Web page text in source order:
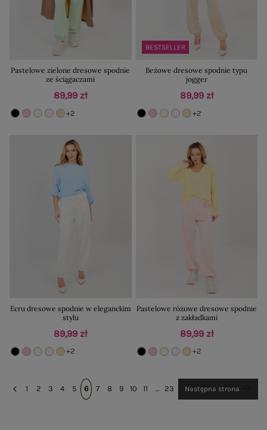
Pastelowe zielone dresowe spodnie
ze ściągaczami
89,99 zł
+2
BESTSELLER
Beżowe dresowe spodnie typu
jogger
89,99 zł
+2
Ecru dresowe spodnie w eleganckim
stylu
89,99 zł
+2
Pastelowe różowe dresowe spodnie
z zakładkami
89,99 zł
+2
1 2 3 4 5 6 7 8 9 10 11 ... 23 Następna strona